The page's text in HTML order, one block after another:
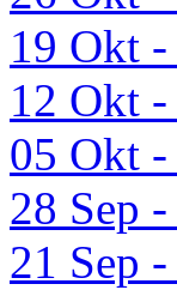
19 Okt
12 Okt
05 Okt
28 Sep
21 Sep